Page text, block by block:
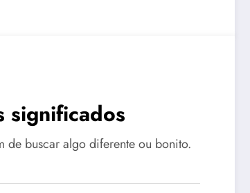
significados
de buscar algo diferente ou bonito.